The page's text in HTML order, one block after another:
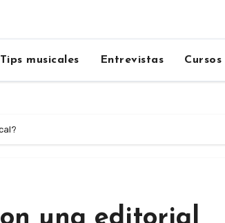
Tips musicales Entrevistas